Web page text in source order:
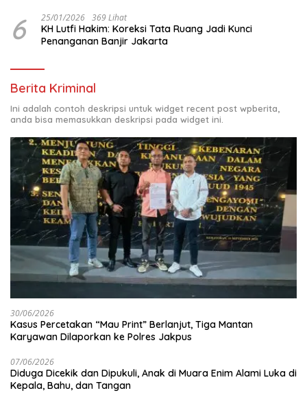
6 25/01/2026 369 Lihat
KH Lutfi Hakim: Koreksi Tata Ruang Jadi Kunci
Penanganan Banjir Jakarta
Berita Kriminal
Ini adalah contoh deskripsi untuk widget recent post wpberita,
anda bisa memasukkan deskripsi pada widget ini.
30/06/2026
Kasus Percetakan “Mau Print” Berlanjut, Tiga Mantan
Karyawan Dilaporkan ke Polres Jakpus
07/06/2026
Diduga Dicekik dan Dipukuli, Anak di Muara Enim Alami Luka di
Kepala, Bahu, dan Tangan